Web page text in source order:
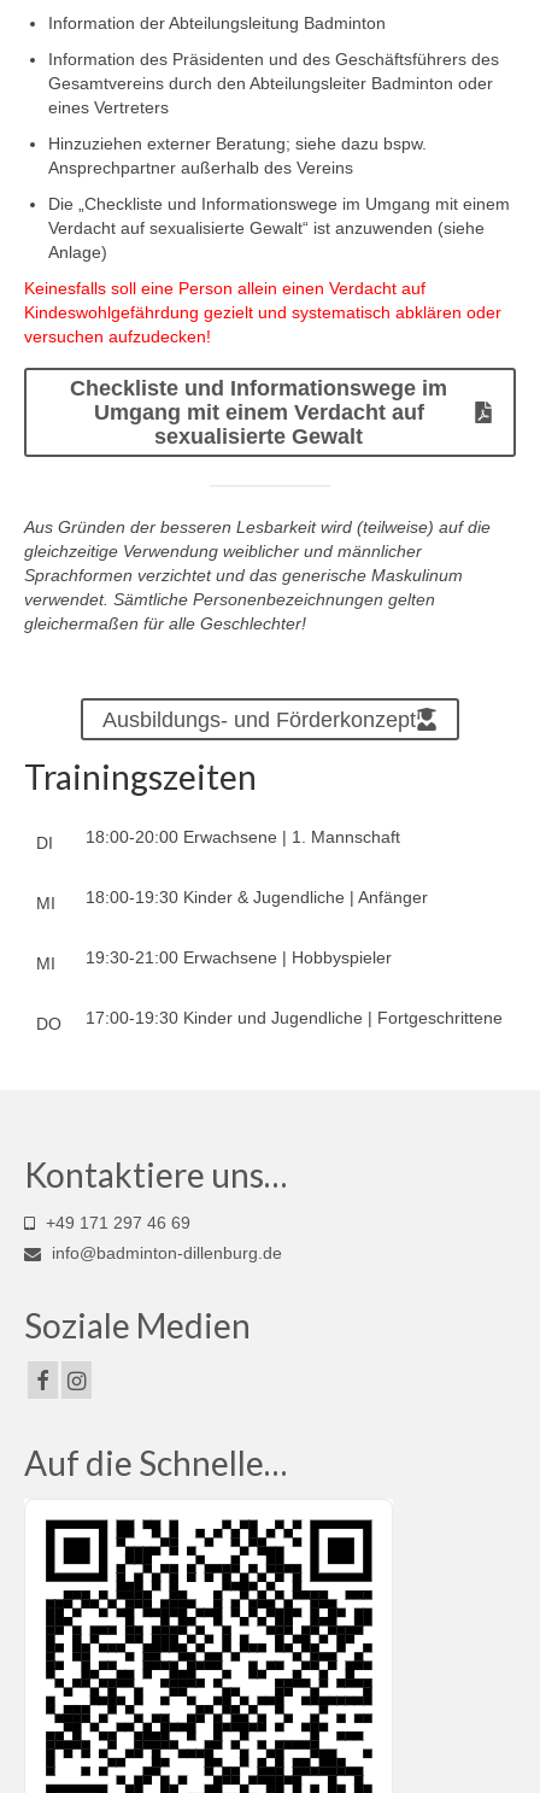
Information der Abteilungsleitung Badminton
Information des Präsidenten und des Geschäftsführers des
Gesamtvereins durch den Abteilungsleiter Badminton oder
eines Vertreters
Hinzuziehen externer Beratung; siehe dazu bspw.
Ansprechpartner außerhalb des Vereins
Die „Checkliste und Informationswege im Umgang mit einem
Verdacht auf sexualisierte Gewalt“ ist anzuwenden (siehe
Anlage)
Keinesfalls soll eine Person allein einen Verdacht auf
Kindeswohlgefährdung gezielt und systematisch abklären oder
versuchen aufzudecken!
Checkliste und Informationswege im
Umgang mit einem Verdacht auf
sexualisierte Gewalt
Aus Gründen der besseren Lesbarkeit wird (teilweise) auf die
gleichzeitige Verwendung weiblicher und männlicher
Sprachformen verzichtet und das generische Maskulinum
verwendet. Sämtliche Personenbezeichnungen gelten
gleichermaßen für alle Geschlechter!
Ausbildungs- und Förderkonzept
Trainingszeiten
DI 18:00-20:00 Erwachsene | 1. Mannschaft
MI 18:00-19:30 Kinder & Jugendliche | Anfänger
MI 19:30-21:00 Erwachsene | Hobbyspieler
DO 17:00-19:30 Kinder und Jugendliche | Fortgeschrittene
Kontaktiere uns…
+49 171 297 46 69
info@badminton-dillenburg.de
Soziale Medien
Auf die Schnelle…